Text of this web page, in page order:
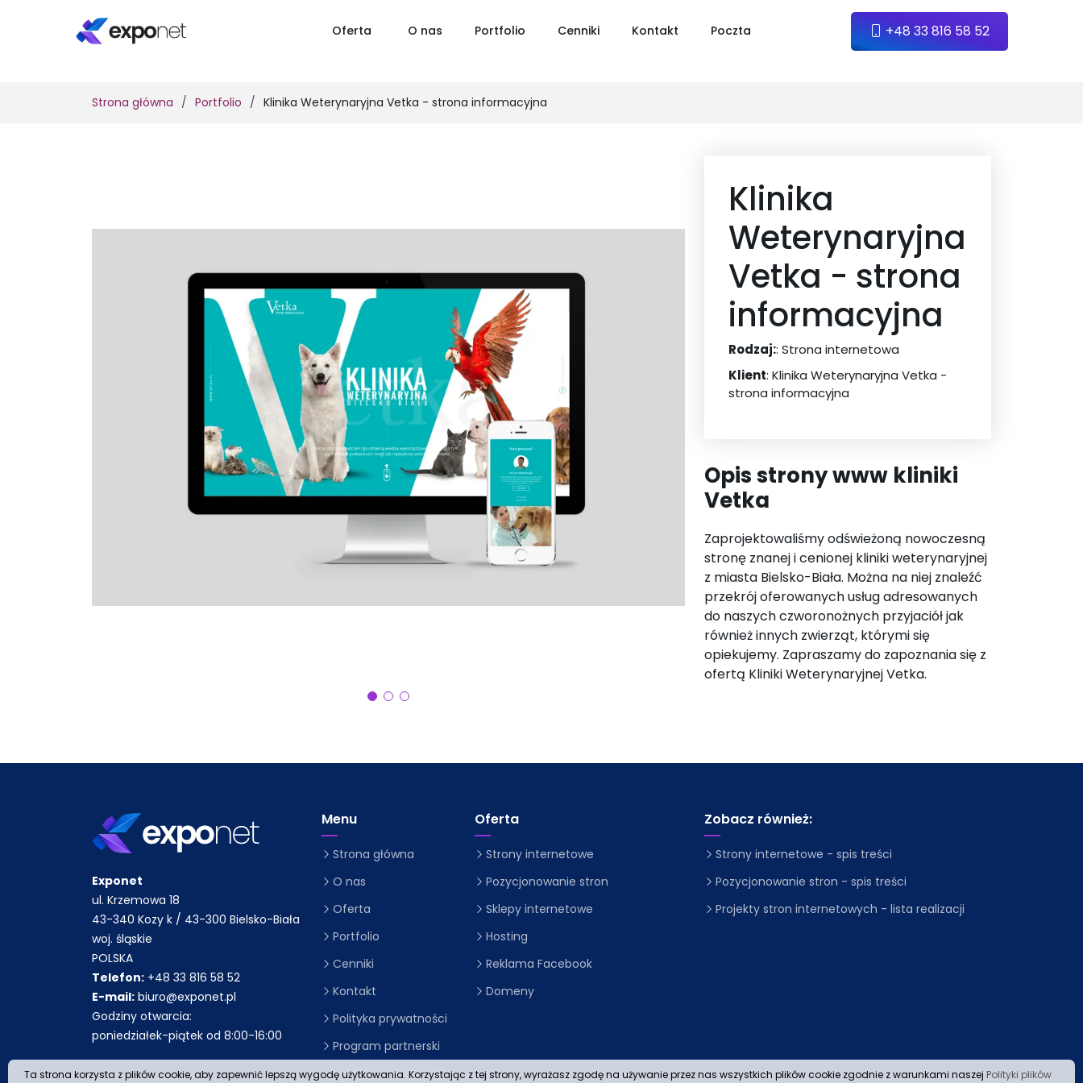
Oferta O nas Portfolio Cenniki Kontakt Poczta +48 33 816 58 52
Strona główna Portfolio Klinika Weterynaryjna Vetka - strona informacyjna
Klinika
Weterynaryjna
Vetka - strona
informacyjna
Rodzaj:: Strona internetowa
Klient: Klinika Weterynaryjna Vetka -
strona informacyjna
Opis strony www kliniki
Vetka
Zaprojektowaliśmy odświeżoną nowoczesną
stronę znanej i cenionej kliniki weterynaryjnej
z miasta Bielsko-Biała. Można na niej znaleźć
przekrój oferowanych usług adresowanych
do naszych czworonożnych przyjaciół jak
również innych zwierząt, którymi się
opiekujemy. Zapraszamy do zapoznania się z
ofertą Kliniki Weterynaryjnej Vetka.
Exponet
ul. Krzemowa 18
43-340 Kozy k / 43-300 Bielsko-Biała
woj. śląskie
POLSKA
Telefon: +48 33 816 58 52
E-mail: biuro@exponet.pl
Godziny otwarcia:
poniedziałek-piątek od 8:00-16:00
Menu
Strona główna
O nas
Oferta
Portfolio
Cenniki
Kontakt
Polityka prywatności
Program partnerski
Pytania i odpowiedzi
Oferta
Strony internetowe
Pozycjonowanie stron
Sklepy internetowe
Hosting
Reklama Facebook
Domeny
Zobacz również:
Strony internetowe - spis treści
Pozycjonowanie stron - spis treści
Projekty stron internetowych - lista realizacji
Ta strona korzysta z plików cookie, aby zapewnić lepszą wygodę użytkowania. Korzystając z tej strony, wyrażasz zgodę na używanie przez nas wszystkich plików cookie zgodnie z warunkami naszej Polityki plików